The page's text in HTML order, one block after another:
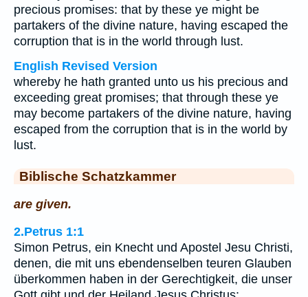
precious promises: that by these ye might be
partakers of the divine nature, having escaped the
corruption that is in the world through lust.
English Revised Version
whereby he hath granted unto us his precious and
exceeding great promises; that through these ye
may become partakers of the divine nature, having
escaped from the corruption that is in the world by
lust.
Biblische Schatzkammer
are given.
2.Petrus 1:1
Simon Petrus, ein Knecht und Apostel Jesu Christi,
denen, die mit uns ebendenselben teuren Glauben
überkommen haben in der Gerechtigkeit, die unser